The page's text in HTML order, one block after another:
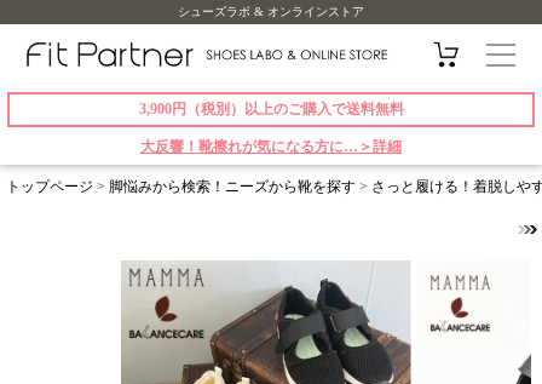
シューズラボ & オンラインストア
3,900円（税別）以上のご購入で送料無料
大反響！靴擦れが気になる方に…＞詳細
トップページ > 脚悩みから検索！ニーズから靴を探す > さっと履ける！着脱しや